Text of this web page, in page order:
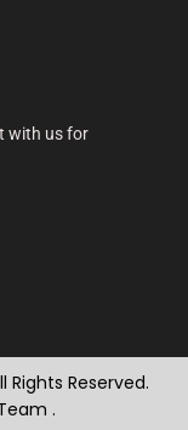
with us for
Rights Reserved.
.